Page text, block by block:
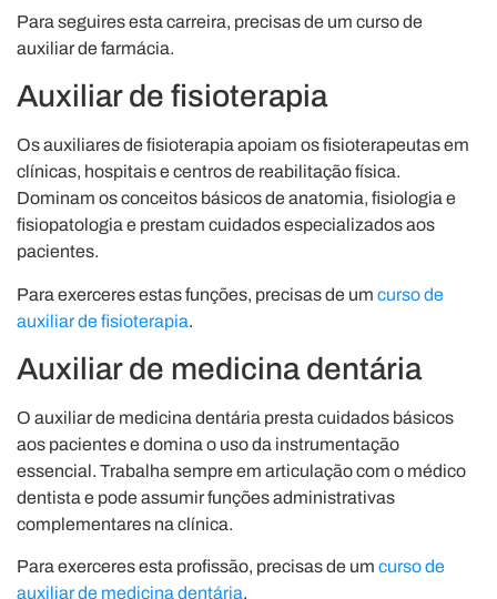
Para seguires esta carreira, precisas de um curso de
auxiliar de farmácia.
Auxiliar de fisioterapia
Os auxiliares de fisioterapia apoiam os fisioterapeutas em
clínicas, hospitais e centros de reabilitação física.
Dominam os conceitos básicos de anatomia, fisiologia e
fisiopatologia e prestam cuidados especializados aos
pacientes.
Para exerceres estas funções, precisas de um curso de
auxiliar de fisioterapia.
Auxiliar de medicina dentária
O auxiliar de medicina dentária presta cuidados básicos
aos pacientes e domina o uso da instrumentação
essencial. Trabalha sempre em articulação com o médico
dentista e pode assumir funções administrativas
complementares na clínica.
Para exerceres esta profissão, precisas de um curso de
auxiliar de medicina dentária.